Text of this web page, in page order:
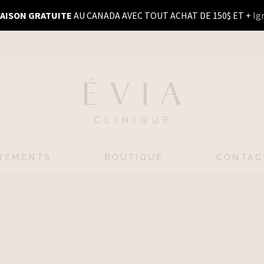
GRATUITE AU CANADA AVEC TOUT ACHAT DE 150$ ET +
BOUTIQUE